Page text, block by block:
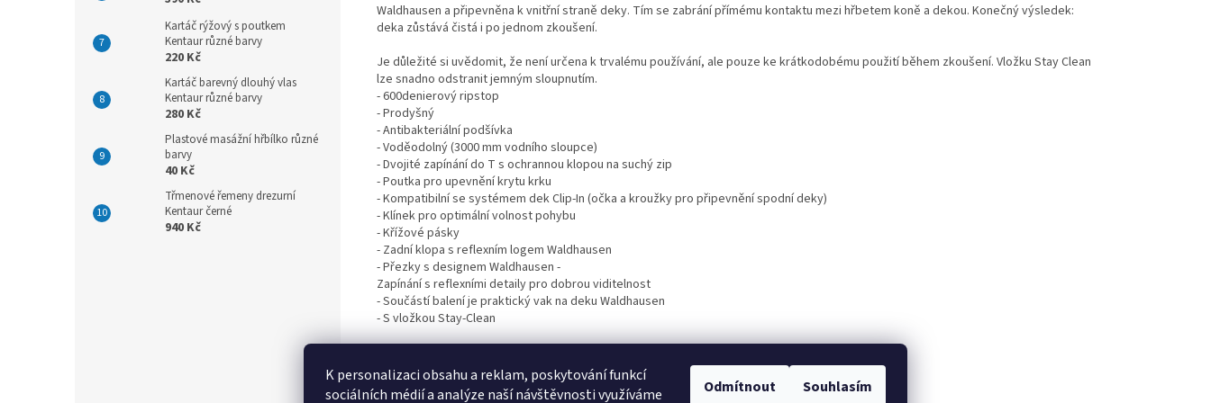
K personalizaci obsahu a reklam, poskytování funkcí
sociálních médií a analýze naší návštěvnosti využíváme
Odmítnout Souhlasím
Kartáč rýžový s poutkem
Kentaur různé barvy
220 Kč
Kartáč barevný dlouhý vlas
Kentaur různé barvy
280 Kč
Plastové masážní hřbílko různé
barvy
40 Kč
Třmenové řemeny drezurní
Kentaur černé
940 Kč
Waldhausen a připevněna k vnitřní straně deky. Tím se zabrání přímému kontaktu mezi hřbetem koně a dekou. Konečný výsledek:
deka zůstává čistá i po jednom zkoušení.
Je důležité si uvědomit, že není určena k trvalému používání, ale pouze ke krátkodobému použití během zkoušení. Vložku Stay Clean
lze snadno odstranit jemným sloupnutím.
- 600denierový ripstop
- Prodyšný
- Antibakteriální podšívka
- Voděodolný (3000 mm vodního sloupce)
- Dvojité zapínání do T s ochrannou klopou na suchý zip
- Poutka pro upevnění krytu krku
- Kompatibilní se systémem dek Clip-In (očka a kroužky pro připevnění spodní deky)
- Klínek pro optimální volnost pohybu
- Křížové pásky
- Zadní klopa s reflexním logem Waldhausen
- Přezky s designem Waldhausen -
Zapínání s reflexními detaily pro dobrou viditelnost
- Součástí balení je praktický vak na deku Waldhausen
- S vložkou Stay-Clean
Podšívka: 100% polyester
Výplň: 100% polyester